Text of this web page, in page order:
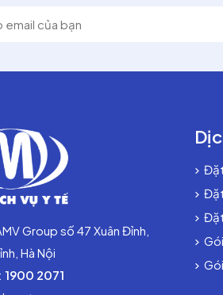
Group số 47 Xuân Đỉnh,
Hà Nội
1900 2071
Đặt
Đặt
Đặt
Gói
Gói